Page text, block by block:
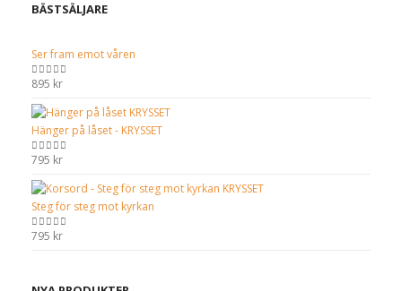
BÄSTSÄLJARE
Ser fram emot våren
0out of 5
895 kr
Hänger på låset - KRYSSET
0out of 5
795 kr
Steg för steg mot kyrkan
0out of 5
795 kr